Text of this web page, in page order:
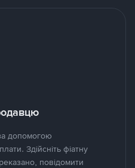
допомогою
Здійсніть фіатну
повідомити